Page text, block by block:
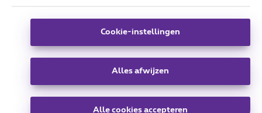
Deze website is gecreëerd en wordt beheerd conform het
Koning Albert II-laan 27 - B-1030 Brussel.
Carrier & Wholesale Solutions
Cookie-instellingen
Alles afwijzen
Alle cookies accepteren